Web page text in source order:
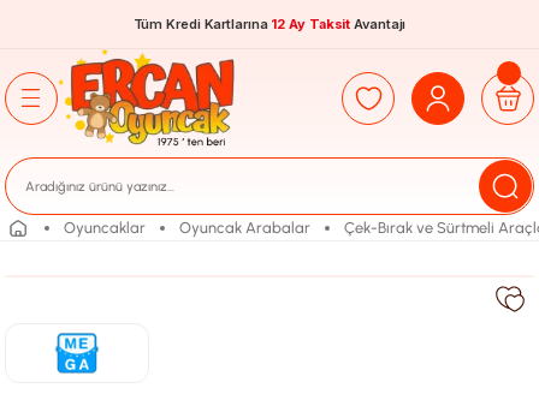
Tüm Kredi Kartlarına 12 Ay Taksit Avantajı
Oyuncaklar Oyuncak Arabalar Çek-Bırak ve Sürtmeli